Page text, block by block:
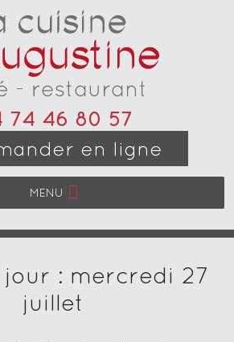
74 46 80 57
en ligne
MENU
jour : mercredi 27
juillet